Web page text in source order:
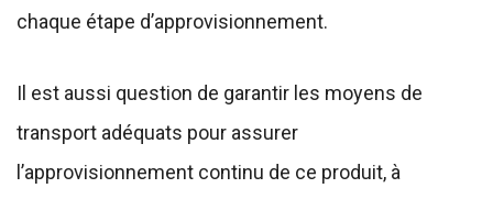
chaque étape d’approvisionnement.
Il est aussi question de garantir les moyens de
transport adéquats pour assurer
l’approvisionnement continu de ce produit, à